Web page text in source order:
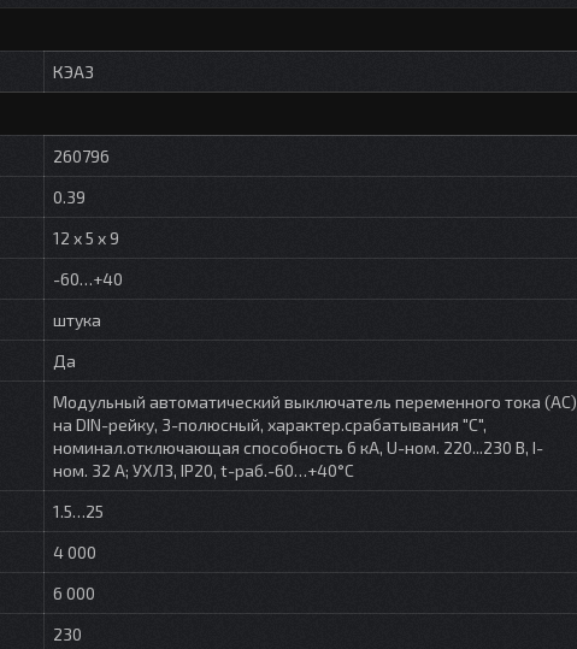
КЭАЗ
260796
0.39
12 x 5 x 9
-60…+40
штука
Да
Модульный автоматический выключатель переменного тока (АС)
на DIN-рейку, 3-полюсный, характер.срабатывания "С",
номинал.отключающая способность 6 кА, U-ном. 220...230 В, I-
ном. 32 A; УХЛ3, IP20, t-раб.-60…+40°C
1.5…25
4 000
6 000
230